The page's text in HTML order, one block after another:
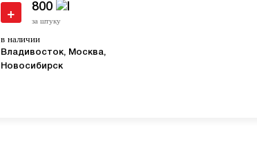
+
800
за штуку
в наличии
Владивосток, Москва,
Новосибирск